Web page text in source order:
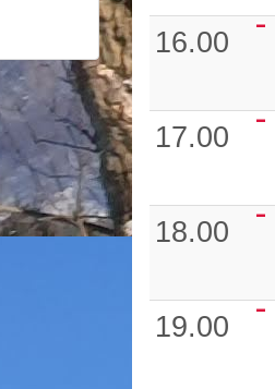
16.00
17.00
18.00
19.00